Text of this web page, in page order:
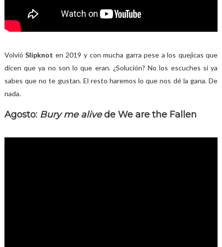
VolvióSlipknot en 2019 y con mucha garra pese a los quejicas que
dicen que ya no son lo que eran. ¿Solución? No los escuches si ya
sabes que no te gustan. El resto haremos lo que nos dé la gana. De
nada.
Agosto: Bury me alivede We are the Fallen